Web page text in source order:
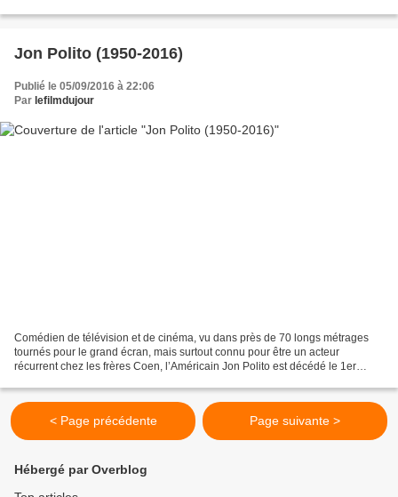
Jon Polito (1950-2016)
Publié le 05/09/2016 à 22:06
Par lefilmdujour
Comédien de télévision et de cinéma, vu dans près de 70 longs métrages
tournés pour le grand écran, mais surtout connu pour être un acteur
récurrent chez les frères Coen, l’Américain Jon Polito est décédé le 1er
< Page précédente Page suivante >
Hébergé par Overblog